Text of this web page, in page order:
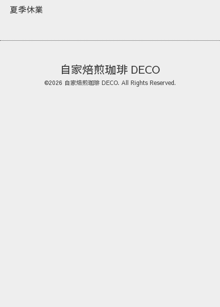
夏季休業
自家焙煎珈琲 DECO
©2026 自家焙煎珈琲 DECO. All Rights Reserved.